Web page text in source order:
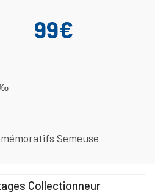
99€
Semeuse
Collectionneur